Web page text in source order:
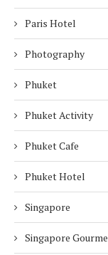
Paris Hotel
Photography
Phuket
Phuket Activity
Phuket Cafe
Phuket Hotel
Singapore
Singapore